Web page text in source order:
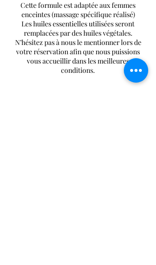
Cette formule est adaptée aux femmes
enceintes (massage spécifique réalisé)
Les huiles essentielles utilisées seront
remplacées par des huiles végétales.
N’hésitez pas à nous le mentionner lors de
votre réservation afin que nous puissions
vous accueillir dans les meilleures